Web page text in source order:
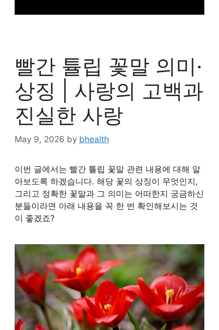
빨간 튤립 꽃말 의미·
상징 | 사랑의 고백과
진실한 사랑
May 9, 2026 by bhealth
이번 글에서는 빨간 튤립 꽃말 관련 내용에 대해 알
아보도록 하겠습니다. 해당 꽃의 상징이 무엇인지,
그리고 정확한 꽃말과 그 의미는 어떠한지 궁금하신
분들이라면 아래 내용을 꼭 한 번 확인해보시는 것
이 좋겠죠?